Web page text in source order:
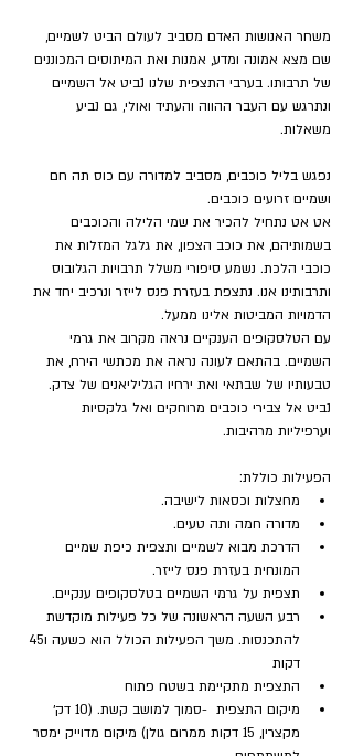
משחר האנושות האדם מסביב לעולם הביט לשמיים,
שם מצא אמונה ומדע, אמנות ואת המיתוסים המכוננים
של תרבותו. בערבי התצפית שלנו נביט אל השמיים
ונתרגש עם העבר ההווה והעתיד ואולי, גם נביע
משאלות.
נפגש בליל כוכבים, מסביב למדורה עם כוס תה חם
ושמיים זרועים כוכבים.
אט אט נתחיל להכיר את שמי הלילה והכוכבים
בשמותיהם, את כוכב הצפון, את גלגל המזלות את
כוכבי הלכת. נשמע סיפורי משלל תרבויות הגלובוס
ותרבותינו אנו. נתצפת בעזרת פנס לייזר ונרכיב יחד את
הדמויות המביטות אלינו ממעל.
עם הטלסקופים הענקיים נראה מקרוב את גרמי
השמיים. בהתאם לעונה נראה את מכתשי הירח, את
טבעותיו של שבתאי ואת ירחיו הגליליאנים של צדק.
נביט אל צבירי כוכבים מרוחקים ואל גלקסיות
וערפיליות מרהיבות.
הפעילות כוללת:
מחצלות וכסאות לישיבה.
מדורה חמה ותה טעים.
הדרכת מבוא לשמיים ותצפית כיפת שמיים
המונחית בעזרת פנס לייזר.
תצפית על גרמי השמיים בטלסקופים ענקיים.
רבע השעה הראשונה של כל פעילות מוקדשת
דקות
התצפית מתקיימת בשטח פתוח
מיקום התצפית  -סמוך למושב קשת. (10 דק׳
מקצרין, 15 דקות ממרום גולן) מיקום מדוייק ימסר